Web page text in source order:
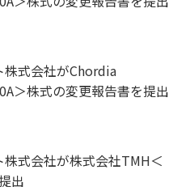
株式会社がChordia
＞株式の変更報告書を提出
式会社が株式会社TMH＜
出